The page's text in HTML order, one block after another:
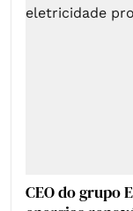
CEO do grupo